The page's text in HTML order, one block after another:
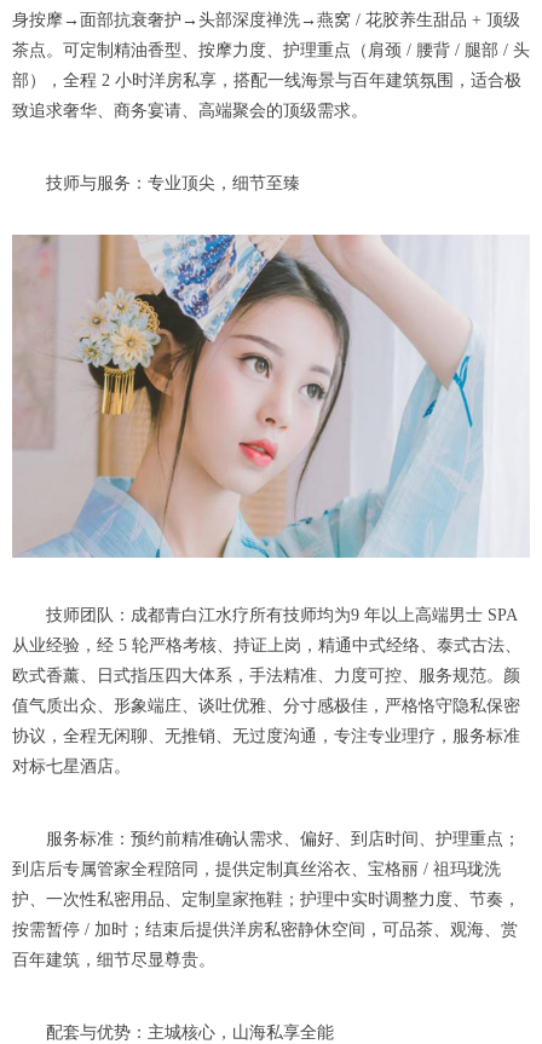
身按摩→面部抗衰奢护→头部深度禅洗→燕窝 / 花胶养生甜品 + 顶级
茶点。可定制精油香型、按摩力度、护理重点（肩颈 / 腰背 / 腿部 / 头
部），全程 2 小时洋房私享，搭配一线海景与百年建筑氛围，适合极
致追求奢华、商务宴请、高端聚会的顶级需求。
技师与服务：专业顶尖，细节至臻
技师团队：成都青白江水疗所有技师均为9 年以上高端男士 SPA
从业经验，经 5 轮严格考核、持证上岗，精通中式经络、泰式古法、
欧式香薰、日式指压四大体系，手法精准、力度可控、服务规范。颜
值气质出众、形象端庄、谈吐优雅、分寸感极佳，严格恪守隐私保密
协议，全程无闲聊、无推销、无过度沟通，专注专业理疗，服务标准
对标七星酒店。
服务标准：预约前精准确认需求、偏好、到店时间、护理重点；
到店后专属管家全程陪同，提供定制真丝浴衣、宝格丽 / 祖玛珑洗
护、一次性私密用品、定制皇家拖鞋；护理中实时调整力度、节奏，
按需暂停 / 加时；结束后提供洋房私密静休空间，可品茶、观海、赏
百年建筑，细节尽显尊贵。
配套与优势：主城核心，山海私享全能